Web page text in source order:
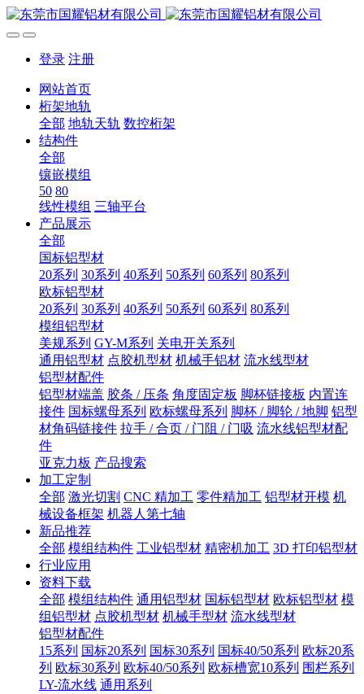
登录 注册
网站首页
桁架地轨
全部 地轨天轨 数控桁架
结构件
全部
镶嵌模组
50 80
线性模组 三轴平台
产品展示
全部
国标铝型材
20系列 30系列 40系列 50系列 60系列 80系列
欧标铝型材
20系列 30系列 40系列 50系列 60系列 80系列
模组铝型材
美规系列 GY-M系列 关电开关系列
通用铝型材 点胶机型材 机械手铝材 流水线型材
铝型材配件
铝型材端盖 胶条 / 压条 角度固定板 脚杯链接板 内置连
接件 国标螺母系列 欧标螺母系列 脚杯 / 脚轮 / 地脚 铝型
材角码链接件 拉手 / 合页 / 门阻 / 门吸 流水线铝型材配
件
亚克力板 产品搜索
加工定制
全部 激光切割 CNC 精加工 零件精加工 铝型材开模 机
械设备框架 机器人第七轴
新品推荐
全部 模组结构件 工业铝型材 精密机加工 3D 打印铝型材
行业应用
资料下载
全部 模组结构件 通用铝型材 国标铝型材 欧标铝型材 模
组铝型材 点胶机型材 机械手型材 流水线型材
铝型材配件
15系列 国标20系列 国标30系列 国标40/50系列 欧标20系
列 欧标30系列 欧标40/50系列 欧标槽宽10系列 围栏系列
LY-流水线 通用系列